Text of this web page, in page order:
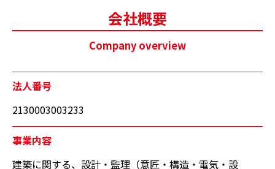
会社概要
Company overview
法人番号
2130003003233
事業内容
建築に関する、設計・監理（意匠・構造・電気・設